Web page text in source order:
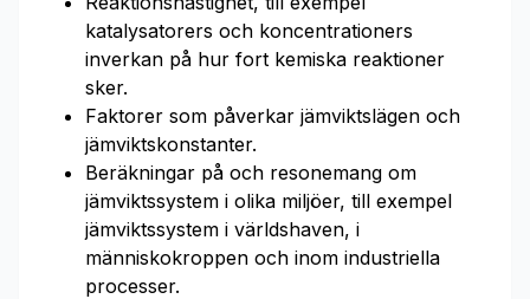
katalysatorers och koncentrationers
inverkan på hur fort kemiska reaktioner
sker.
Faktorer som påverkar jämviktslägen och
jämviktskonstanter.
Beräkningar på och resonemang om
jämviktssystem i olika miljöer, till exempel
jämviktssystem i världshaven, i
människokroppen och inom industriella
processer.